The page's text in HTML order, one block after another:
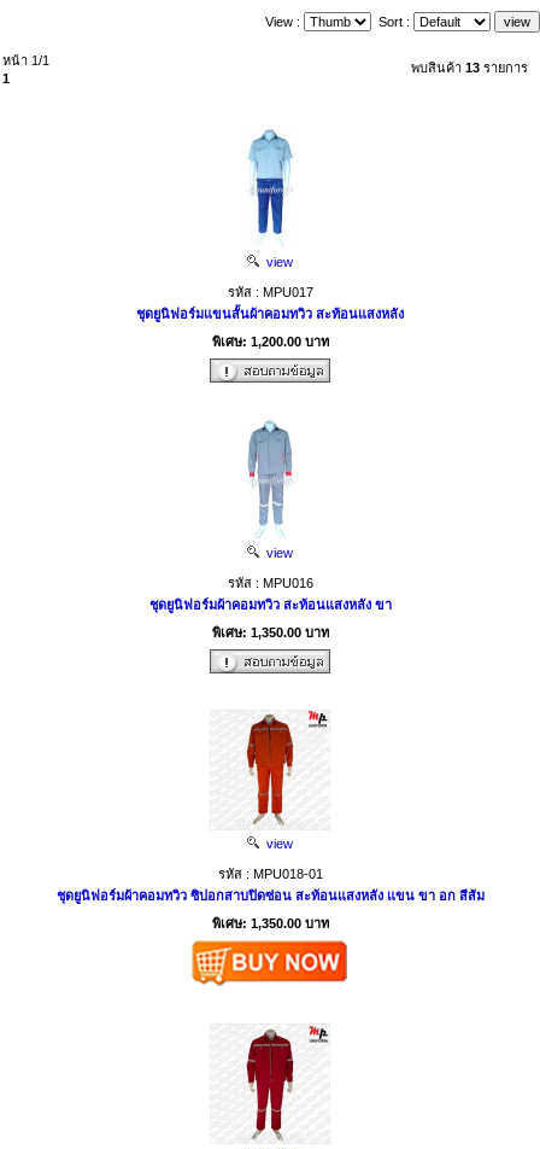
View : Sort :
หน้า 1/1
1
พบสินค้า 13 รายการ
view
รหัส : MPU017
ชุดยูนิฟอร์มแขนสั้นผ้าคอมทวิว สะท้อนแสงหลัง
พิเศษ: 1,200.00 บาท
view
รหัส : MPU016
ชุดยูนิฟอร์มผ้าคอมทวิว สะท้อนแสงหลัง ขา
พิเศษ: 1,350.00 บาท
view
รหัส : MPU018-01
ชุดยูนิฟอร์มผ้าคอมทวิว ซิปอกสาบปิดซ่อน สะท้อนแสงหลัง แขน ขา อก สีส้ม
พิเศษ: 1,350.00 บาท